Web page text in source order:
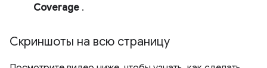
Coverage .
Скриншоты на всю страницу